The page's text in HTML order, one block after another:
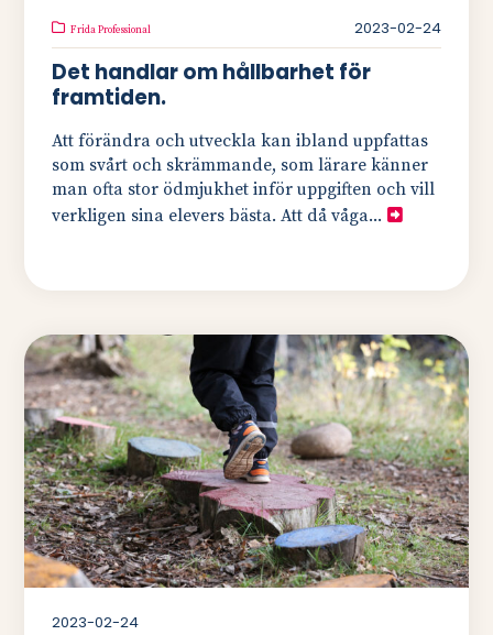
Frida Professional 2023-02-24
Det handlar om hållbarhet för
framtiden.
Att förändra och utveckla kan ibland uppfattas
som svårt och skrämmande, som lärare känner
man ofta stor ödmjukhet inför uppgiften och vill
verkligen sina elevers bästa. Att då våga...
2023-02-24